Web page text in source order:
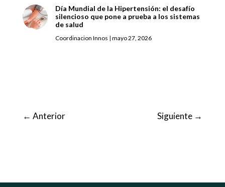
Día Mundial de la Hipertensión: el desafío
silencioso que pone a prueba a los sistemas
de salud
Coordinacion Innos | mayo 27, 2026
← Anterior Siguiente →